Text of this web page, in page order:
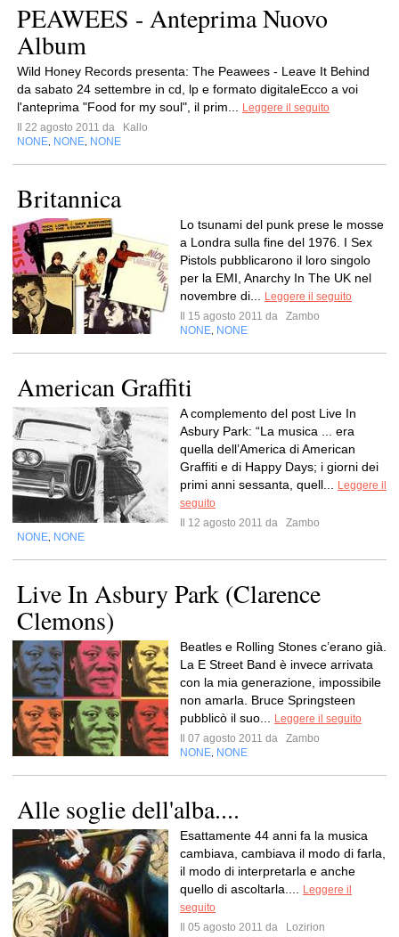
PEAWEES - Anteprima Nuovo
Album
Wild Honey Records presenta: The Peawees - Leave It Behind
da sabato 24 settembre in cd, lp e formato digitaleEcco a voi
l'anteprima "Food for my soul", il prim...
Leggere il seguito
Il 22 agosto 2011 da
Kallo
NONE NONE NONE
Britannica
Lo tsunami del punk prese le mosse
a Londra sulla fine del 1976. I Sex
Pistols pubblicarono il loro singolo
per la EMI, Anarchy In The UK nel
novembre di...
Leggere il seguito
Il 15 agosto 2011 da
Zambo
NONE NONE
American Graffiti
A complemento del post Live In
Asbury Park: “La musica ... era
quella dell’America di American
Graffiti e di Happy Days; i giorni dei
primi anni sessanta, quell...
Leggere il
seguito
Il 12 agosto 2011 da
Zambo
NONE NONE
Live In Asbury Park (Clarence
Clemons)
Beatles e Rolling Stones c’erano già.
La E Street Band è invece arrivata
con la mia generazione, impossibile
non amarla. Bruce Springsteen
pubblicò il suo...
Leggere il seguito
Il 07 agosto 2011 da
Zambo
NONE NONE
Alle soglie dell'alba....
Esattamente 44 anni fa la musica
cambiava, cambiava il modo di farla,
il modo di interpretarla e anche
quello di ascoltarla....
Leggere il
seguito
Il 05 agosto 2011 da
Lozirion